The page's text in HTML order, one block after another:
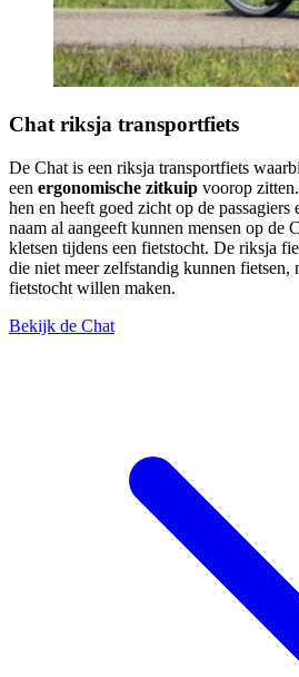
Chat riksja transportfiets
De Chat is een riksja transportfiets
een ergonomische zitkuip voorop
hen en heeft goed zicht op de passagiers
naam al aangeeft kunnen mensen op de
kletsen tijdens een fietstocht. De riksja
die niet meer zelfstandig kunnen fietsen,
fietstocht willen maken.
Bekijk de Chat